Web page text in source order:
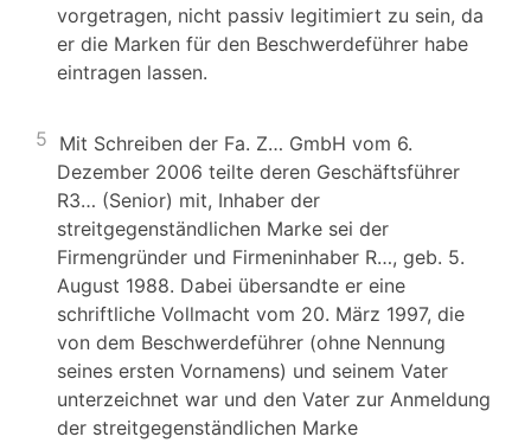
vorgetragen, nicht passiv legitimiert zu sein, da
er die Marken für den Beschwerdeführer habe
eintragen lassen.
5 Mit Schreiben der Fa. Z… GmbH vom 6.
Dezember 2006 teilte deren Geschäftsführer
R3… (Senior) mit, Inhaber der
streitgegenständlichen Marke sei der
Firmengründer und Firmeninhaber R…, geb. 5.
August 1988. Dabei übersandte er eine
schriftliche Vollmacht vom 20. März 1997, die
von dem Beschwerdeführer (ohne Nennung
seines ersten Vornamens) und seinem Vater
unterzeichnet war und den Vater zur Anmeldung
der streitgegenständlichen Marke